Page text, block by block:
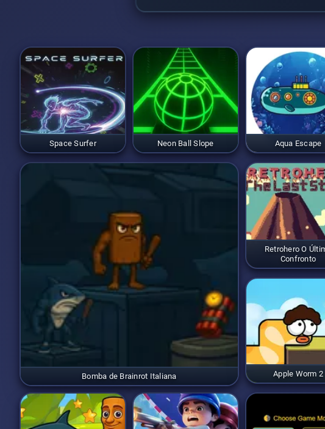
Space Surfer Neon Ball Slope Aqua Escape
Bomba de Brainrot Italiana
Retrohero O
Confronto
Apple Worm 2